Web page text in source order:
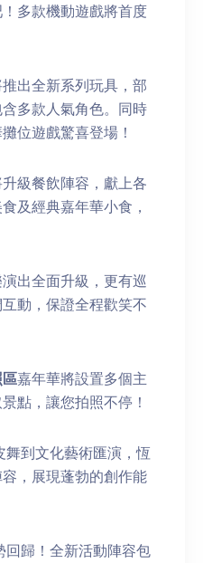
多款機動遊戲將首度
出全新系列玩具，部
多款人氣角色。同時
位遊戲驚喜登場！
級餐飲陣容，獻上各
及經典嘉年華小食，
出全面升級，更有巡
動，保證全程歡笑不
嘉年華將設置多個主
點，讓您拍照不停！
舞到文化藝術匯演，恆
，展現蓬勃的創作能
歸！全新活動陣容包